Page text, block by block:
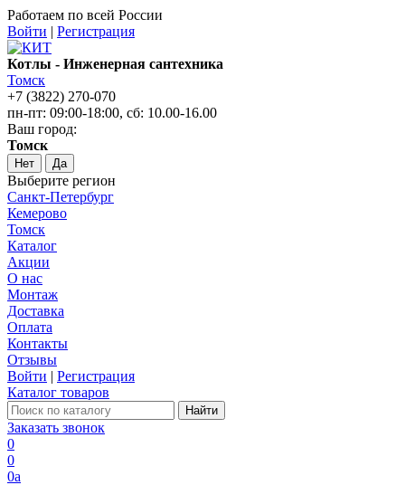
Работаем по всей России
Войти | Регистрация
Котлы - Инженерная сантехника
Томск
+7 (3822) 270-070
пн-пт: 09:00-18:00, сб: 10.00-16.00
Ваш город:
Томск
Нет Да
Выберите регион
Санкт-Петербург
Кемерово
Томск
Каталог
Акции
О нас
Монтаж
Доставка
Оплата
Контакты
Отзывы
Войти | Регистрация
Каталог товаров
Заказать звонок
0
0
0a